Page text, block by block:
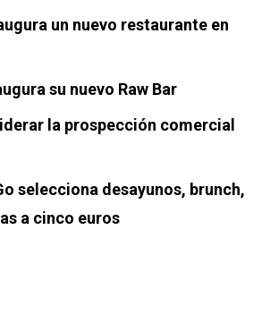
un nuevo restaurante en
su nuevo Raw Bar
la prospección comercial
selecciona desayunos, brunch,
a cinco euros